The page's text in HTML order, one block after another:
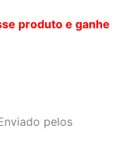
produto e ganhe
pelos